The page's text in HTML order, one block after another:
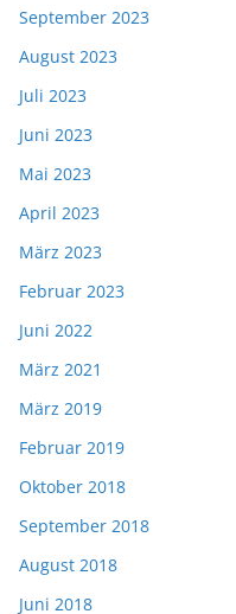
September 2023
August 2023
Juli 2023
Juni 2023
Mai 2023
April 2023
März 2023
Februar 2023
Juni 2022
März 2021
März 2019
Februar 2019
Oktober 2018
September 2018
August 2018
Juni 2018